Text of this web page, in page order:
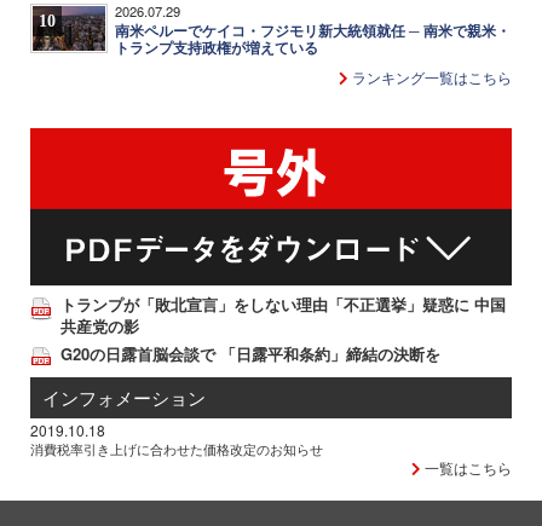
10 2026.07.29
南米ペルーでケイコ・フジモリ新大統領就任 ─ 南米で親米・
トランプ支持政権が増えている
ランキング一覧はこちら
トランプが「敗北宣言」をしない理由「不正選挙」疑惑に 中国
共産党の影
G20の日露首脳会談で 「日露平和条約」締結の決断を
インフォメーション
2019.10.18
消費税率引き上げに合わせた価格改定のお知らせ
一覧はこちら